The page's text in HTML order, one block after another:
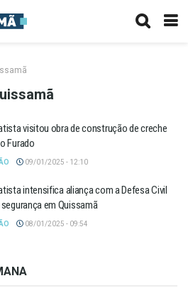
visitou obra de construção de creche
Furado
09/01/2025 - 12:10
intensifica aliança com a Defesa Civil
em Quissamã
08/01/2025 - 09:54